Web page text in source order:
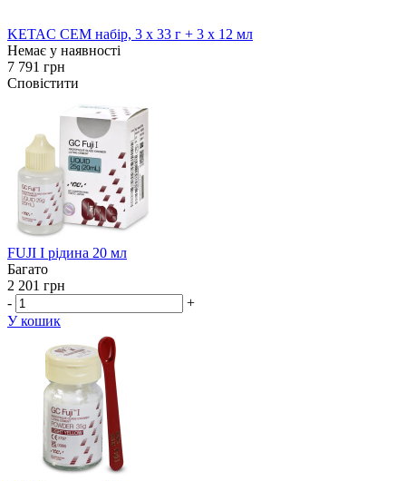
KETAC CEM набір, 3 х 33 г + 3 х 12 мл
Немає у наявності
7 791 грн
Сповістити
FUJI I рідина 20 мл
Багато
2 201 грн
-
+
У кошик